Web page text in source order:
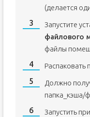
(делается
Запустите
файлового
файлы
Распаковать
Должно
папка_кэша/
Запустить